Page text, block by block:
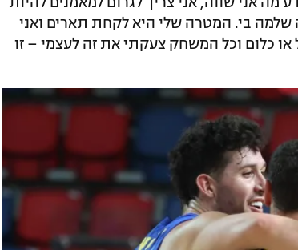
שלמה בי. המטרה שלי היא לקחת תארים ואני
כלום וכל המשחק צעקתי את זה לעצמי – זו